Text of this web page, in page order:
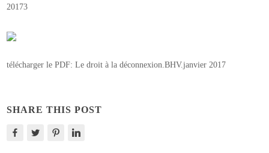
20173
télécharger le PDF: Le droit à la déconnexion.BHV.janvier 2017
SHARE THIS POST